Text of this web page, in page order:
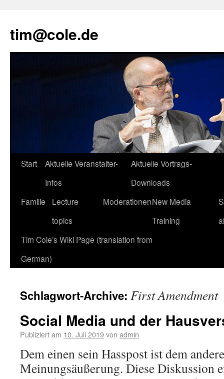
tim@cole.de
Start
Aktuelle Veranstalter-
Infos
Aktuelle Vortrags-
Downloads
Familie
Lecture
topics
ModerationenNew Media
Training
Tim Cole’s Wiki Page (translation from
German)
Schlagwort-Archive: First Amendment
Social Media und der
Publiziert am 10. Juli 2019von admin
Dem einen sein Hasspost ist dem
Meinungsäußerung. Diese Diskussion